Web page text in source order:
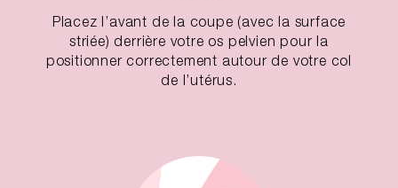
Placez l’avant de la coupe (avec la surface
striée) derrière votre os pelvien pour la
positionner correctement autour de votre col
de l’utérus.